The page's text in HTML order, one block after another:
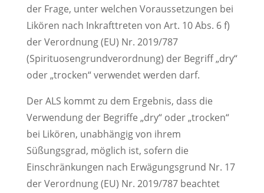
der Frage, unter welchen Voraussetzungen bei
Likören nach Inkrafttreten von Art. 10 Abs. 6 f)
der Verordnung (EU) Nr. 2019/787
(Spirituosengrundverordnung) der Begriff „dry“
oder „trocken“ verwendet werden darf.
Der ALS kommt zu dem Ergebnis, dass die
Verwendung der Begriffe „dry“ oder „trocken“
bei Likören, unabhängig von ihrem
Süßungsgrad, möglich ist, sofern die
Einschränkungen nach Erwägungsgrund Nr. 17
der Verordnung (EU) Nr. 2019/787 beachtet